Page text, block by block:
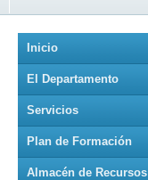
Inicio
El Departamento
Servicios
Plan de Formación
Almacén de Recursos